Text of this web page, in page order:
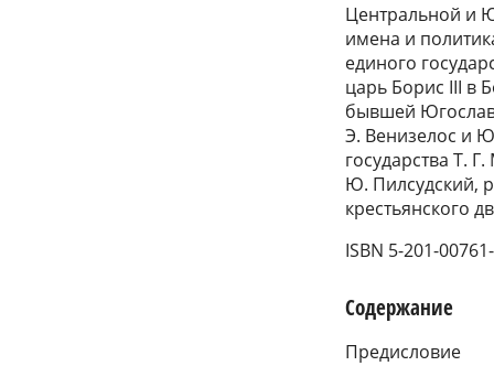
Центральной и
имена и
единого
царь Борис III в
бывшей
Э. Венизелос и
государства Т.
Ю. Пилсудский,
крестьянского
ISBN 5-201-
Содержание
Предисловие